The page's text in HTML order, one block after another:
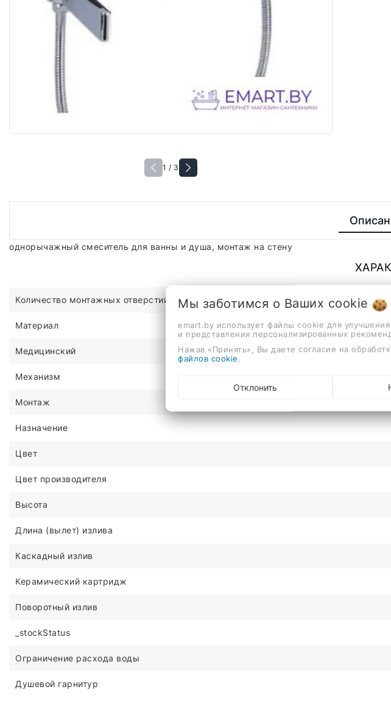
1 / 3
однорычажный смеситель для ванны и душа, монтаж на стену
Количество монтажных отверстий
Материал
Медицинский
Механизм
Монтаж
Назначение
Цвет
Цвет производителя
Высота
Длина (вылет) излива
Каскадный излив
Керамический картридж
Поворотный излив
_stockStatus
Ограничение расхода воды
Душевой гарнитур
Мы заботимся о Ваших cookie
emart.by использует файлы cookie для
и представления персонализированных
Нажав «Принять», Вы даете согласие на
файлов cookie
Отклонить